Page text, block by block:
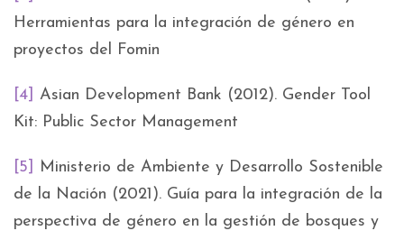
Herramientas para la integración de género en
proyectos del Fomin
[4]
Asian Development Bank (2012). Gender Tool
Kit: Public Sector Management
[5]
Ministerio de Ambiente y Desarrollo Sostenible
de la Nación (2021). Guía para la integración de la
perspectiva de género en la gestión de bosques y